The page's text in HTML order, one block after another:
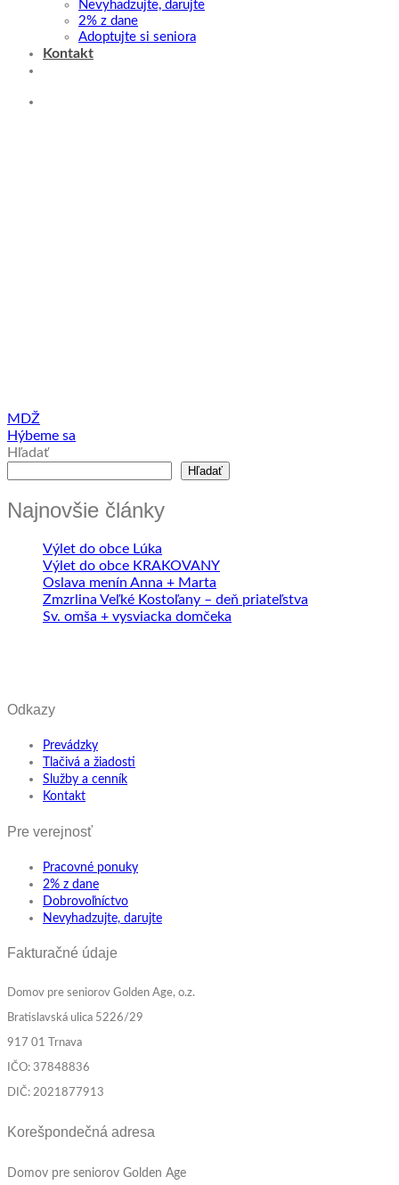
Nevyhadzujte, darujte
2% z dane
Adoptujte si seniora
Kontakt
MDŽ
Hýbeme sa
Hľadať
Hľadať
Najnovšie články
Výlet do obce Lúka
Výlet do obce KRAKOVANY
Oslava menín Anna + Marta
Zmzrlina Veľké Kostoľany – deň priateľstva
Sv. omša + vysviacka domčeka
Odkazy
Prevádzky
Tlačivá a žiadosti
Služby a cenník
Kontakt
Pre verejnosť
Pracovné ponuky
2% z dane
Dobrovoľníctvo
Nevyhadzujte, darujte
Fakturačné údaje
Domov pre seniorov Golden Age, o.z.
Bratislavská ulica 5226/29
917 01 Trnava
IČO: 37848836
DIČ: 2021877913
Korešpondečná adresa
Domov pre seniorov Golden Age